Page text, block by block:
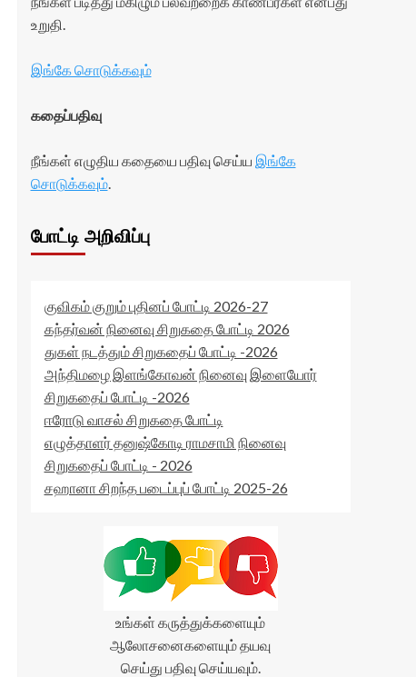
உறுதி.
இங்கே சொடுக்கவும்
கதைப்பதிவு
நீங்கள் எழுதிய கதையை பதிவு செய்ய இங்கே
சொடுக்கவும்.
போட்டி அறிவிப்பு
குவிகம் குறும் புதினப் போட்டி 2026-27
கந்தர்வன் நினைவு சிறுகதை போட்டி 2026
துகள் நடத்தும் சிறுகதைப் போட்டி -2026
அந்திமழை இளங்கோவன் நினைவு இளையோர்
சிறுகதைப் போட்டி -2026
ஈரோடு வாசல் சிறுகதை போட்டி
எழுத்தாளர் தனுஷ்கோடி ராமசாமி நினைவு
சிறுகதைப் போட்டி - 2026
சஹானா சிறந்த படைப்புப் போட்டி 2025-26
உங்கள் கருத்துக்களையும்
ஆலோசனைகளையும் தயவு
செய்து பதிவு செய்யவும்.